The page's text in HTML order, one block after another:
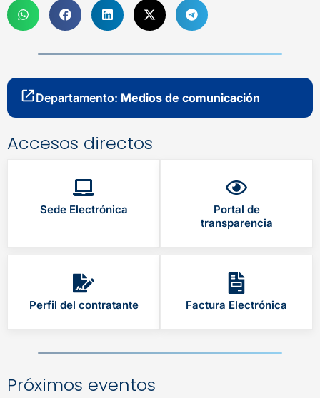
Departamento: Medios de comunicación
Accesos directos
Sede Electrónica
Portal de
transparencia
Perfil del contratante Factura Electrónica
Próximos eventos